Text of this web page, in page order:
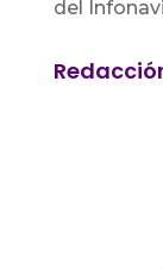
del